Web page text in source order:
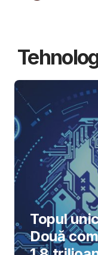
Topul
Două